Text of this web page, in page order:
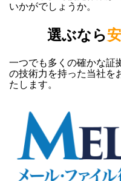
いかがでしょうか。
選ぶなら
一つでも多くの確かな証
の技術力を持った当社を
たします。